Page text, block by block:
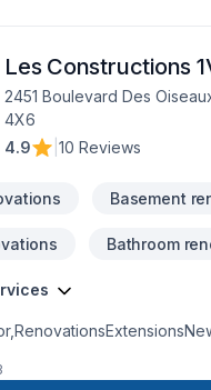
Les Constructions
2451 Boulevard Des
4X6
4.9
10 Reviews
Basement
Bathroom
remodel